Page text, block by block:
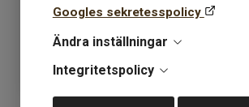
Googles sekretesspolicy
Ändra inställningar
Integritetspolicy